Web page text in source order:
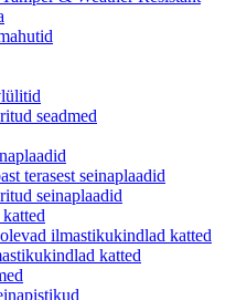
seadmed
terasest seinaplaadid
seinaplaadid
ilmastikukindlad katted
katted